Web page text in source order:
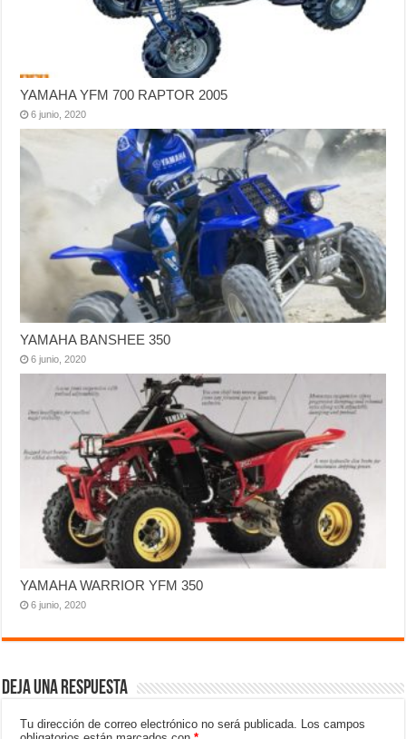
YAMAHA YFM 700 RAPTOR 2005
6 junio, 2020
YAMAHA BANSHEE 350
6 junio, 2020
YAMAHA WARRIOR YFM 350
6 junio, 2020
Deja una respuesta
Tu dirección de correo electrónico no será publicada. Los campos